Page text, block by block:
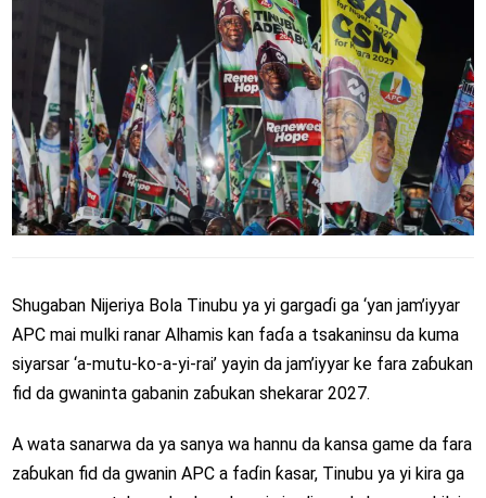
Shugaban Nijeriya Bola Tinubu ya yi gargaɗi ga ‘yan jam’iyyar
APC mai mulki ranar Alhamis kan faɗa a tsakaninsu da kuma
siyarsar ‘a-mutu-ko-a-yi-rai’ yayin da jam’iyyar ke fara zaɓukan
fid da gwaninta gabanin zaɓukan shekarar 2027.
A wata sanarwa da ya sanya wa hannu da kansa game da fara
zaɓukan fid da gwanin APC a faɗin ƙasar, Tinubu ya yi kira ga